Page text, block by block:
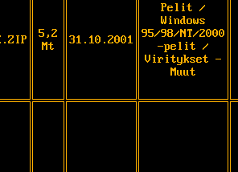
5,2
Mt
31.10.2001
Pelit /
Windows
95/98/NT/2000
-pelit /
Viritykset -
Muut